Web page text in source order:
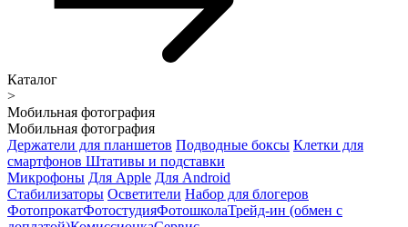
Каталог
>
Мобильная фотография
Мобильная фотография
Держатели для планшетов Подводные боксы Клетки для
смартфонов Штативы и подставки
Микрофоны Для Apple Для Android
Стабилизаторы Осветители Набор для блогеров
ФотопрокатФотостудияФотошколаТрейд-ин (обмен с